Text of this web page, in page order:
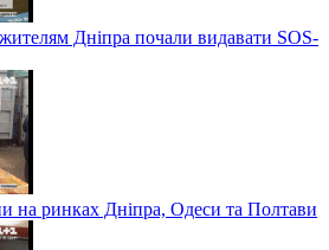
Дніпра почали видавати SOS-
на ринках Дніпра, Одеси та Полтави